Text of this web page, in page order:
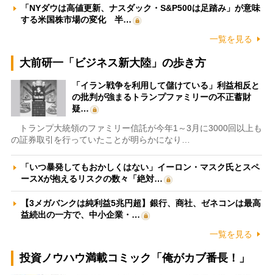
「NYダウは高値更新、ナスダック・S&P500は足踏み」が意味
する米国株市場の変化 半…
一覧を見る
大前研一「ビジネス新大陸」の歩き方
「イラン戦争を利用して儲けている」利益相反と
の批判が強まるトランプファミリーの不正蓄財
疑…
トランプ大統領のファミリー信託が今年1～3月に3000回以上も
の証券取引を行っていたことが明らかになり…
「いつ暴発してもおかしくはない」イーロン・マスク氏とスペ
ースXが抱えるリスクの数々「絶対…
【3メガバンクは純利益5兆円超】銀行、商社、ゼネコンは最高
益続出の一方で、中小企業・…
一覧を見る
投資ノウハウ満載コミック「俺がカブ番長！」